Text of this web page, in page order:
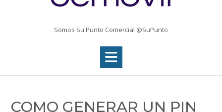
Somos Su Punto Comercial @SuPunto
COMO GENERAR UN PIN